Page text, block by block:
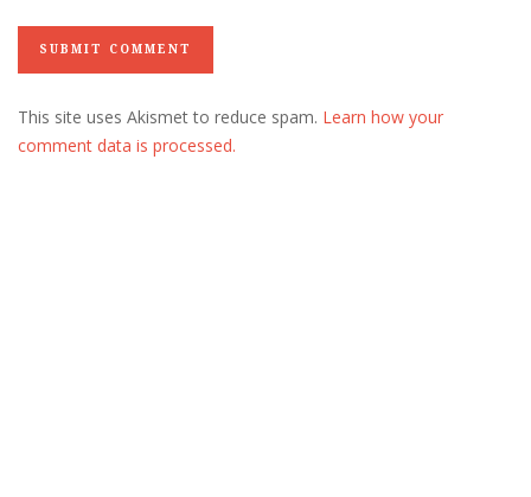
This site uses Akismet to reduce spam. Learn how your
comment data is processed.